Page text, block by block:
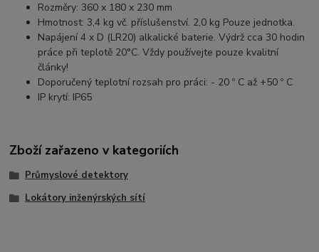
Rozměry: 360 x 180 x 230 mm
Hmotnost: 3,4 kg vč. příslušenství. 2,0 kg Pouze jednotka.
Napájení 4 x D (LR20) alkalické baterie. Výdrž cca 30 hodin
práce při teplotě 20°C. Vždy používejte pouze kvalitní
články!
Doporučený teplotní rozsah pro práci: - 20 º C až +50 º C
IP krytí: IP65
Zboží zařazeno v kategoriích
Průmyslové detektory
Lokátory inženýrských sítí